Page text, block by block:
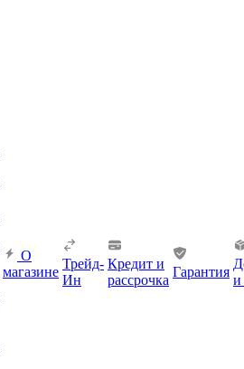
О
магазине
Трейд-
Ин
Кредит и
рассрочка
Гарантия
и